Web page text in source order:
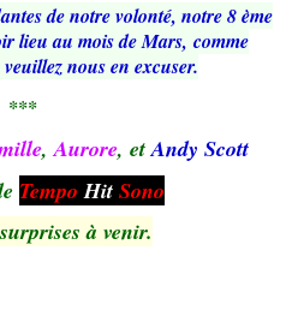
de notre volonté, notre 8 ème
lieu au mois de Mars, comme
nous en excuser.
***
, Aurore, etAndy Scott
TempoHit Sono
à venir.